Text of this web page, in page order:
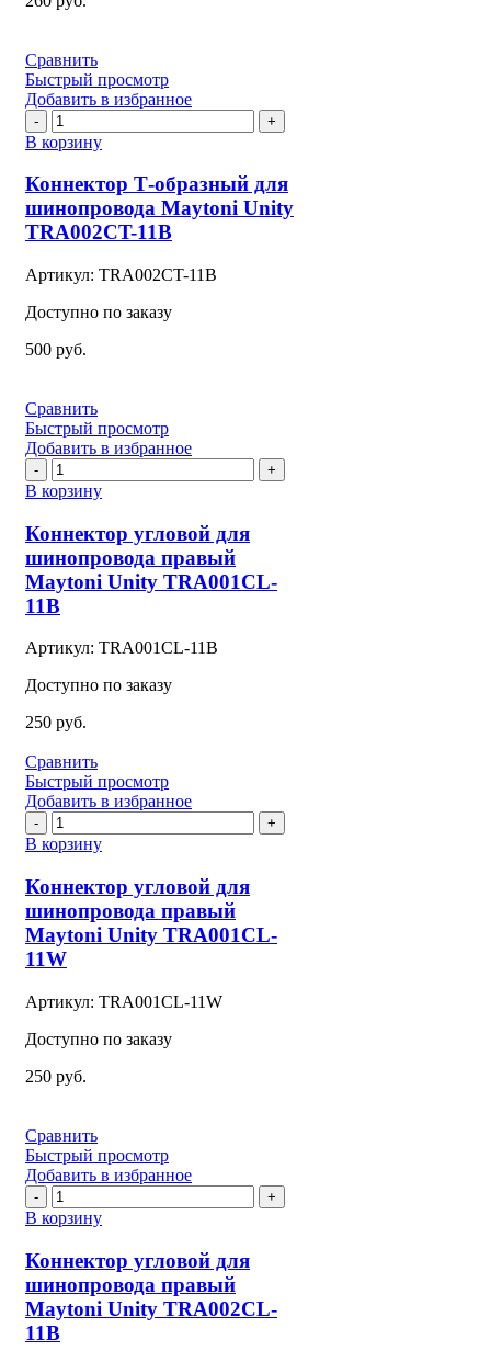
Сравнить
Быстрый просмотр
Добавить в избранное
Количество
товара
Коннектор
Т-
образный
для
шинопровода
Unity
11B
В корзину
Коннектор Т-образный для
шинопровода Maytoni Unity
TRA002CT-11B
Артикул: TRA002CT-11B
Доступно по заказу
500 руб.
Сравнить
Быстрый просмотр
Добавить в избранное
Количество
товара
Коннектор
для
шинопровода
правый
Maytoni
TRA001CL-
В корзину
Коннектор угловой для
шинопровода правый
Maytoni Unity TRA001CL-
11B
Артикул: TRA001CL-11B
Доступно по заказу
250 руб.
Сравнить
Быстрый просмотр
Добавить в избранное
Количество
товара
угловой
для
шинопровода
правый
Maytoni
TRA001CL-
В корзину
Коннектор угловой для
шинопровода правый
Maytoni Unity TRA001CL-
11W
Артикул: TRA001CL-11W
Доступно по заказу
250 руб.
Сравнить
Быстрый просмотр
Добавить в избранное
Количество
товара
Коннектор
для
шинопровода
правый
Maytoni
В корзину
Коннектор угловой для
шинопровода правый
Maytoni Unity TRA002CL-
11B